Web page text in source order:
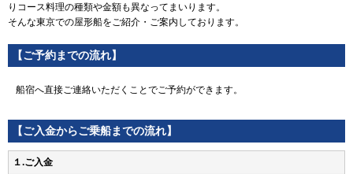
りコース料理の種類や金額も異なってまいります。
そんな東京での屋形船をご紹介・ご案内しております。
【ご予約までの流れ】
船宿へ直接ご連絡いただくことでご予約ができます。
【ご入金からご乗船までの流れ】
１.ご入金